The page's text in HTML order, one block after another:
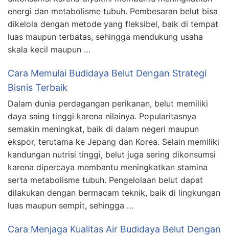
energi dan metabolisme tubuh. Pembesaran belut bisa
dikelola dengan metode yang fleksibel, baik di tempat
luas maupun terbatas, sehingga mendukung usaha
skala kecil maupun …
Cara Memulai Budidaya Belut Dengan Strategi
Bisnis Terbaik
Dalam dunia perdagangan perikanan, belut memiliki
daya saing tinggi karena nilainya. Popularitasnya
semakin meningkat, baik di dalam negeri maupun
ekspor, terutama ke Jepang dan Korea. Selain memiliki
kandungan nutrisi tinggi, belut juga sering dikonsumsi
karena dipercaya membantu meningkatkan stamina
serta metabolisme tubuh. Pengelolaan belut dapat
dilakukan dengan bermacam teknik, baik di lingkungan
luas maupun sempit, sehingga …
Cara Menjaga Kualitas Air Budidaya Belut Dengan